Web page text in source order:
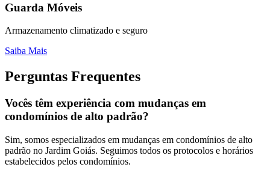
Guarda Móveis
Armazenamento climatizado e seguro
Saiba Mais
Perguntas Frequentes
Vocês têm experiência com mudanças em
condomínios de alto padrão?
Sim, somos especializados em mudanças em condomínios de alto
padrão no Jardim Goiás. Seguimos todos os protocolos e horários
estabelecidos pelos condomínios.